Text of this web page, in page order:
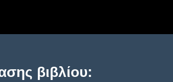
βιβλίου: